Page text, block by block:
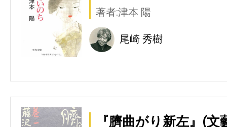
著者:津本 陽
尾崎 秀樹
『臍曲がり新左』(文